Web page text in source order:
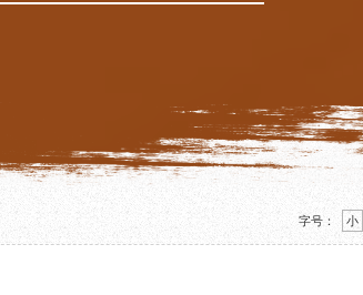
正门
大廨
柴门
园林 浣花园林区
字号： 小